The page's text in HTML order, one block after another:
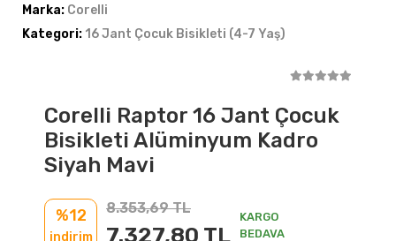
Marka: Corelli
Kategori: 16 Jant Çocuk Bisikleti (4-7 Yaş)
Corelli Raptor 16 Jant Çocuk
Bisikleti Alüminyum Kadro
Siyah Mavi
%12
indirim
8.353,69 TL
7.327,80 TL
KARGO
BEDAVA